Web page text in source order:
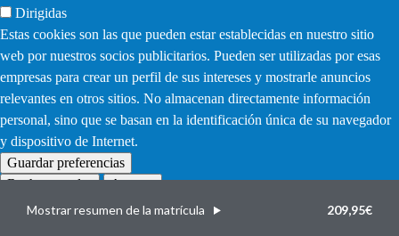
Mostrar resumen de la matrícula 209,95€
Dirigidas
Estas cookies son las que pueden estar establecidas en nuestro sitio
web por nuestros socios publicitarios. Pueden ser utilizadas por esas
empresas para crear un perfil de sus intereses y mostrarle anuncios
relevantes en otros sitios. No almacenan directamente información
personal, sino que se basan en la identificación única de su navegador
y dispositivo de Internet.
Guardar preferencias
Rechazar todas
Aceptar
Withdraw